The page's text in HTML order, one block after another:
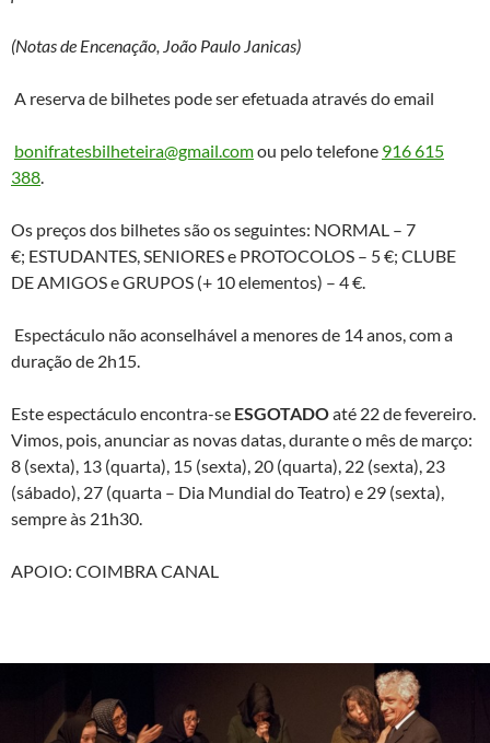
(Notas de Encenação, João Paulo Janicas)
A reserva de bilhetes pode ser efetuada através do email
bonifratesbilheteira@gmail.comou pelo telefone 916 615
388.
Os preços dos bilhetes são os seguintes: NORMAL – 7
€; ESTUDANTES, SENIORES e PROTOCOLOS – 5 €; CLUBE
DE AMIGOS e GRUPOS (+ 10 elementos) – 4 €.
Espectáculo não aconselhável a menores de 14 anos, com a
duração de 2h15.
Este espectáculo encontra-se ESGOTADOaté 22 de fevereiro.
Vimos, pois, anunciar as novas datas, durante o mês de março:
8 (sexta), 13 (quarta), 15 (sexta), 20 (quarta), 22 (sexta), 23
(sábado), 27 (quarta – Dia Mundial do Teatro) e 29 (sexta),
sempre às 21h30.
APOIO: COIMBRA CANAL